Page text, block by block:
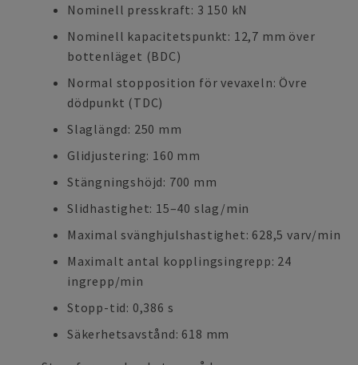
Nominell presskraft: 3 150 kN
Nominell kapacitetspunkt: 12,7 mm över
bottenläget (BDC)
Normal stopposition för vevaxeln: Övre
dödpunkt (TDC)
Slaglängd: 250 mm
Glidjustering: 160 mm
Stängningshöjd: 700 mm
Slidhastighet: 15–40 slag/min
Maximal svänghjulshastighet: 628,5 varv/min
Maximalt antal kopplingsingrepp: 24
ingrepp/min
Stopp-tid: 0,386 s
Säkerhetsavstånd: 618 mm